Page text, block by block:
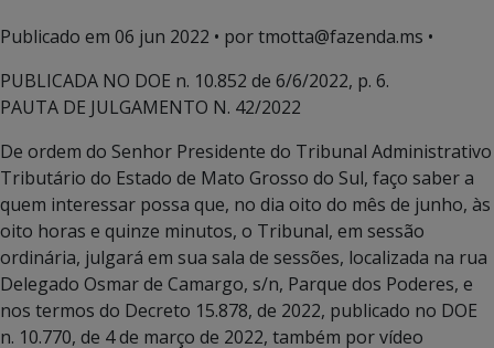
Publicado em 06 jun 2022 • por tmotta@fazenda.ms •
PUBLICADA NO DOE n. 10.852 de 6/6/2022, p. 6.
PAUTA DE JULGAMENTO N. 42/2022
De ordem do Senhor Presidente do Tribunal Administrativo
Tributário do Estado de Mato Grosso do Sul, faço saber a
quem interessar possa que, no dia oito do mês de junho, às
oito horas e quinze minutos, o Tribunal, em sessão
ordinária, julgará em sua sala de sessões, localizada na rua
Delegado Osmar de Camargo, s/n, Parque dos Poderes, e
nos termos do Decreto 15.878, de 2022, publicado no DOE
n. 10.770, de 4 de março de 2022, também por vídeo